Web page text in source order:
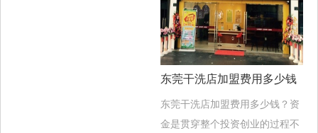
东莞干洗店加盟费用多少钱
东莞干洗店加盟费用多少钱？资
金是贯穿整个投资创业的过程不